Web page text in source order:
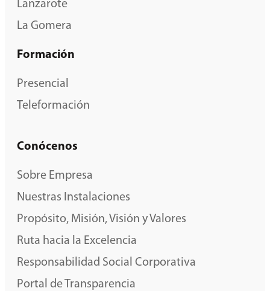
Lanzarote
La Gomera
Formación
Presencial
Teleformación
Conócenos
Sobre Empresa
Nuestras Instalaciones
Propósito, Misión, Visión y Valores
Ruta hacia la Excelencia
Responsabilidad Social Corporativa
Portal de Transparencia